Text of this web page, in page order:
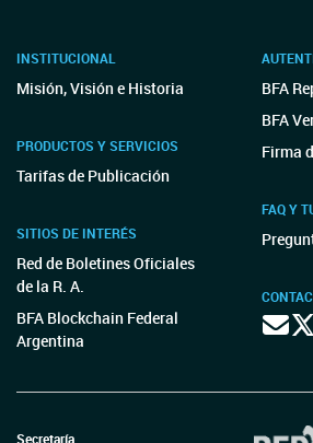
INSTITUCIONAL
Misión, Visión e Historia
PRODUCTOS Y SERVICIOS
Tarifas de Publicación
SITIOS DE INTERÉS
Red de Boletines Oficiales
de la R. A.
BFA Blockchain Federal
Argentina
BFA
BFA
Firma
FAQ Y
Secretaría